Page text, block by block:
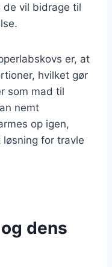
de vil bidrage til
er, at
hvilket gør
som mad til
nemt
op igen,
for travle
dens